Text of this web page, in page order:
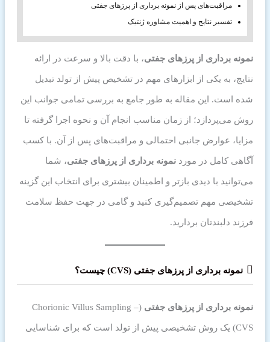
مراقبت‌های پس از نمونه برداری از پرزهای جفتی
تفسیر نتایج و اهمیت مشاوره ژنتیک
نمونه برداری از پرزهای جفتی، با دقت بالا و سرعت در ارائه
نتایج، به یکی از ابزارهای مهم در تشخیص پیش از تولد تبدیل
شده است. این مقاله به طور جامع به بررسی تمامی جوانب این
روش می‌پردازد؛ از زمان مناسب انجام آن و نحوه اجرا گرفته تا
مزایا، عوارض جانبی احتمالی و مراقبت‌های پس از آن. با کسب
آگاهی کامل در موردنمونه برداری از پرزهای جفتی، شما
می‌توانید با دیدی بازتر و اطمینان بیشتری برای انتخاب این گزینه
تشخیصی مهم تصمیم‌گیری کنید و گامی در جهت حفظ سلامت
فرزند دلبندتان بردارید.
نمونه برداری از پرزهای جفتی (CVS) چیست؟
نمونه برداری از پرزهای جفتی (Chorionic Villus Sampling –
CVS) یک روش تشخیصی پیش از تولد است که برای شناسایی